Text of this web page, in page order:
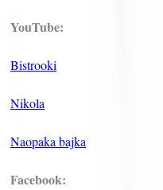
YouTube:
Bistrooki
Nikola
Naopaka bajka
Facebook: